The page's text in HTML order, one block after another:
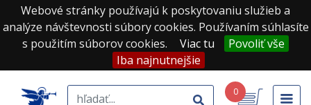
Webové stránky používajú k poskytovaniu služieb a
analýze návštevnosti súbory cookies. Používaním súhlasíte
s použitím súborov cookies.
Viac tu
Povoliť vše
Iba najnutnejšie
0